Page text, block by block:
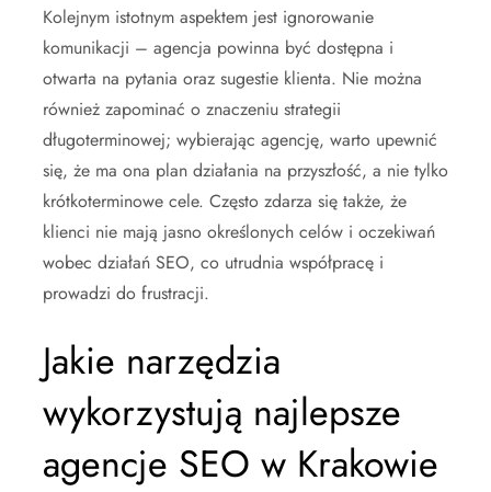
Kolejnym istotnym aspektem jest ignorowanie
komunikacji – agencja powinna być dostępna i
otwarta na pytania oraz sugestie klienta. Nie można
również zapominać o znaczeniu strategii
długoterminowej; wybierając agencję, warto upewnić
się, że ma ona plan działania na przyszłość, a nie tylko
krótkoterminowe cele. Często zdarza się także, że
klienci nie mają jasno określonych celów i oczekiwań
wobec działań SEO, co utrudnia współpracę i
prowadzi do frustracji.
Jakie narzędzia
wykorzystują najlepsze
agencje SEO w Krakowie